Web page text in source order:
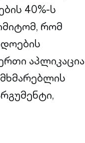
40%-ს
რომ
აპლიკაცია